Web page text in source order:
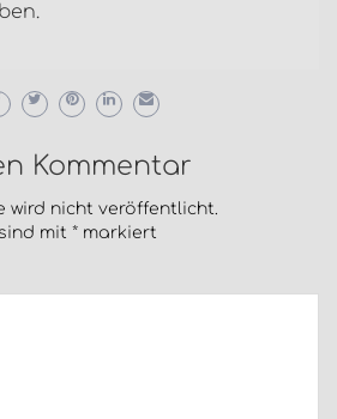
Kommentar
wird nicht veröffentlicht.
mit * markiert